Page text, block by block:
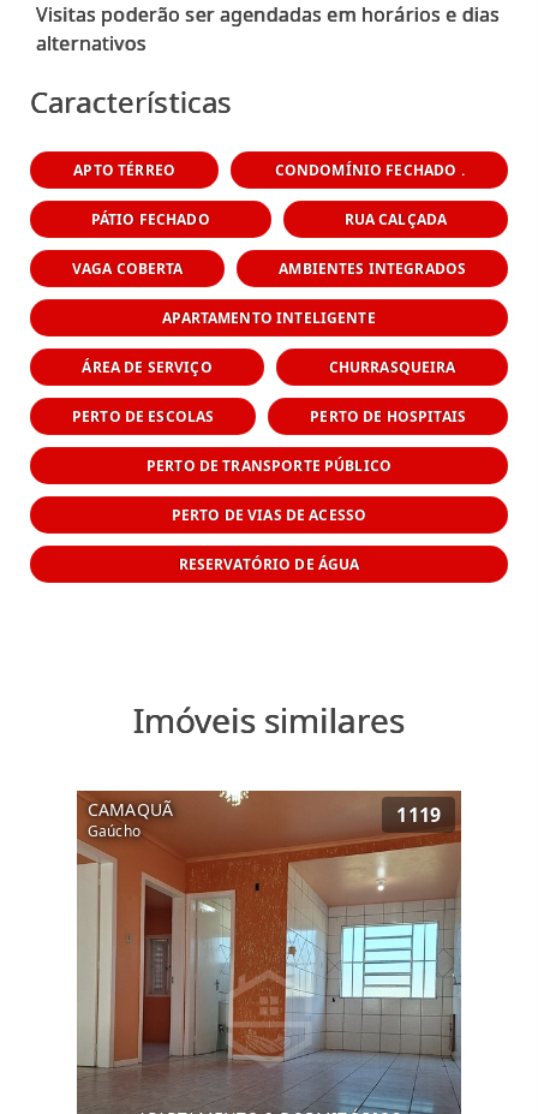
Visitas poderão ser agendadas em horários e dias
Características
APTO TÉRREO CONDOMÍNIO FECHADO .
PÁTIO FECHADO RUA CALÇADA
VAGA COBERTA AMBIENTES INTEGRADOS
APARTAMENTO INTELIGENTE
ÁREA DE SERVIÇO CHURRASQUEIRA
PERTO DE ESCOLAS PERTO DE HOSPITAIS
PERTO DE TRANSPORTE PÚBLICO
PERTO DE VIAS DE ACESSO
RESERVATÓRIO DE ÁGUA
Imóveis similares
CAMAQUÃ
Gaúcho
1119